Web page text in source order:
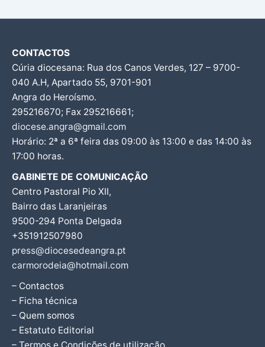
CONTACTOS
Cúria diocesana: Rua dos Canos Verdes, 127 – 9700-
040 A.H, Apartado 55, 9701-901
Angra do Heroísmo.
295216670; Fax 295216661;
diocese.angra@gmail.com
Horário: 2ª a 6ª feira das 09:00 às 13:00 e das 14:00 às
17:00 horas.
GABINETE DE COMUNICAÇÃO
Centro Pastoral Pio XII,
Bairro das Laranjeiras
9500-294 Ponta Delgada
+351912507980
press@diocesedeangra.pt
carmorodeia@hotmail.com
– Contactos
– Ficha técnica
– Quem somos
– Estatuto Editorial